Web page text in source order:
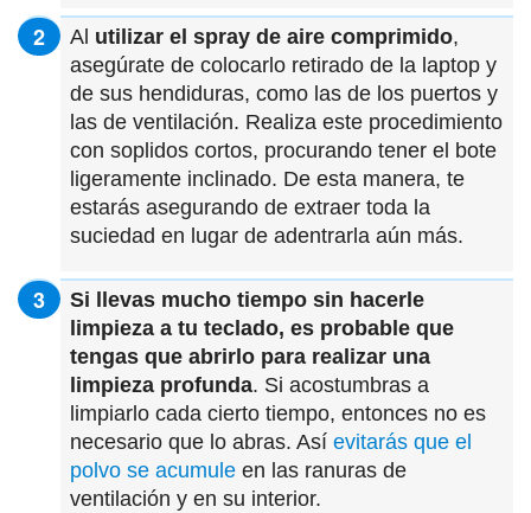
Al utilizar el spray de aire comprimido,
asegúrate de colocarlo retirado de la laptop y
de sus hendiduras, como las de los puertos y
las de ventilación. Realiza este procedimiento
con soplidos cortos, procurando tener el bote
ligeramente inclinado. De esta manera, te
estarás asegurando de extraer toda la
suciedad en lugar de adentrarla aún más.
Si llevas mucho tiempo sin hacerle
limpieza a tu teclado, es probable que
tengas que abrirlo para realizar una
limpieza profunda. Si acostumbras a
limpiarlo cada cierto tiempo, entonces no es
necesario que lo abras. Así evitarás que el
polvo se acumule en las ranuras de
ventilación y en su interior.